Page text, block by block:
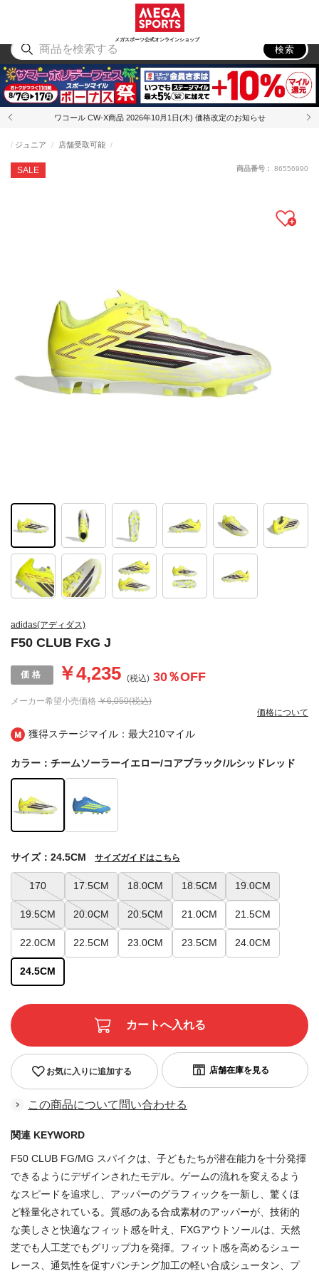
メガスポーツ公式オンラインショップ
アウトドア
検索
ワコール CW-X商品 2026年10月1日(木) 価格改定のお知らせ
獲得ステージマイル：最大210マイル
adidas(アディダス)
F50 CLUB FxG J
SALE
ジュニア 店舗受取可能
メーカー希望小売価格 ￥6,050(税込)
￥4,235 (税込) 30％OFF
価格について
商品番号： 86556990
カラー：チームソーラーイエロー/コアブラック/ルシッドレッド
170 17.5CM 18.0CM 18.5CM 19.0CM
19.5CM 20.0CM 20.5CM 21.0CM 21.5CM
22.0CM 22.5CM 23.0CM 23.5CM 24.0CM
24.5CM
サイズ：24.5CM サイズガイドはこちら
お気に入りに追加する
この商品について問い合わせる
関連 KEYWORD
F50 CLUB FG/MG スパイクは、子どもたちが潜在能力を十分発揮
できるようにデザインされたモデル。ゲームの流れを変えるよう
なスピードを追求し、アッパーのグラフィックを一新し、驚くほ
ど軽量化されている。質感のある合成素材のアッパーが、技術的
な美しさと快適なフィット感を叶え、FXGアウトソールは、天然
芝でも人工芝でもグリップ力を発揮。フィット感を高めるシュー
レース、通気性を促すパンチング加工の軽い合成シュータン、プ